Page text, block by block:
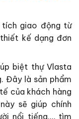
tích giao động từ
kế dạng đơn
biệt thự Vlasta
Đây là sản phẩm
của khách hàng
sẽ giúp chính
nổi tiếng,… tìm